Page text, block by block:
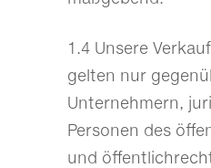
1.4 Unsere
gelten nur
Unternehmern,
Personen des
und